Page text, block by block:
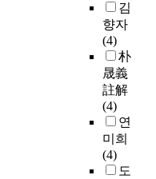
김
향자
(4)
朴
晟義
註解
(4)
연
미희
(4)
도